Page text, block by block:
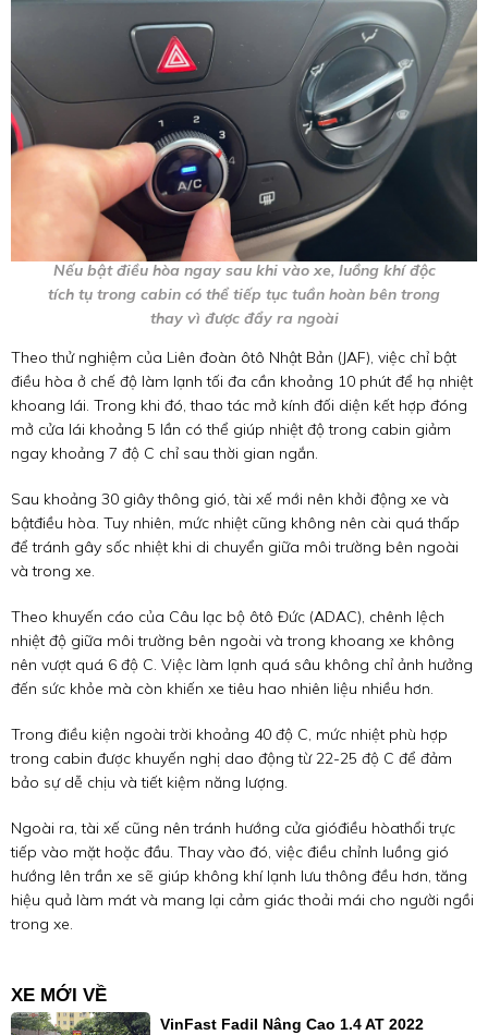
Nếu bậtđiều hòangay sau khi vào xe, luồng khí độc
tích tụ trong cabin có thể tiếp tục tuần hoàn bên trong
thay vì được đẩy ra ngoài
Theo thử nghiệm của Liên đoàn ôtô Nhật Bản (JAF), việc chỉ bật
điều hòa ở chế độ làm lạnh tối đa cần khoảng 10 phút để hạ nhiệt
khoang lái. Trong khi đó, thao tác mở kính đối diện kết hợp đóng
mở cửa lái khoảng 5 lần có thể giúp nhiệt độ trong cabin giảm
ngay khoảng 7 độ C chỉ sau thời gian ngắn.
Sau khoảng 30 giây thông gió, tài xế mới nên khởi động xe và
bậtđiều hòa. Tuy nhiên, mức nhiệt cũng không nên cài quá thấp
để tránh gây sốc nhiệt khi di chuyển giữa môi trường bên ngoài
và trong xe.
Theo khuyến cáo của Câu lạc bộ ôtô Đức (ADAC), chênh lệch
nhiệt độ giữa môi trường bên ngoài và trong khoang xe không
nên vượt quá 6 độ C. Việc làm lạnh quá sâu không chỉ ảnh hưởng
đến sức khỏe mà còn khiến xe tiêu hao nhiên liệu nhiều hơn.
Trong điều kiện ngoài trời khoảng 40 độ C, mức nhiệt phù hợp
trong cabin được khuyến nghị dao động từ 22-25 độ C để đảm
bảo sự dễ chịu và tiết kiệm năng lượng.
Ngoài ra, tài xế cũng nên tránh hướng cửa gióđiều hòathổi trực
tiếp vào mặt hoặc đầu. Thay vào đó, việc điều chỉnh luồng gió
hướng lên trần xe sẽ giúp không khí lạnh lưu thông đều hơn, tăng
hiệu quả làm mát và mang lại cảm giác thoải mái cho người ngồi
trong xe.
XE MỚI VỀ
VinFast Fadil Nâng Cao 1.4 AT 2022